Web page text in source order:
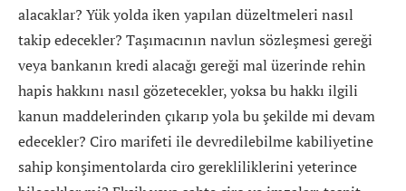
alacaklar? Yük yolda iken yapılan düzeltmeleri nasıl
takip edecekler? Taşımacının navlun sözleşmesi gereği
veya bankanın kredi alacağı gereği mal üzerinde rehin
hapis hakkını nasıl gözetecekler, yoksa bu hakkı ilgili
kanun maddelerinden çıkarıp yola bu şekilde mi devam
edecekler? Ciro marifeti ile devredilebilme kabiliyetine
sahip konşimentolarda ciro gerekliliklerini yeterince